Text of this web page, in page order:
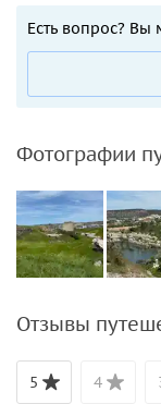
Есть вопрос? Вы
Фотографии
Отзывы
5 4